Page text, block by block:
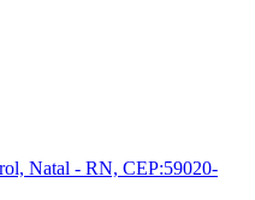
Natal - RN, CEP:59020-